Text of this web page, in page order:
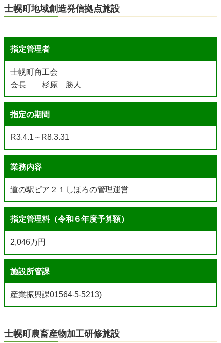
士幌町地域創造発信拠点施設
指定管理者
士幌町商工会
会長 杉原 勝人
指定の期間
R3.4.1～R8.3.31
業務内容
道の駅ピア２１しほろの管理運営
指定管理料（令和６年度予算額）
2,046万円
施設所管課
産業振興課01564-5-5213)
士幌町農畜産物加工研修施設